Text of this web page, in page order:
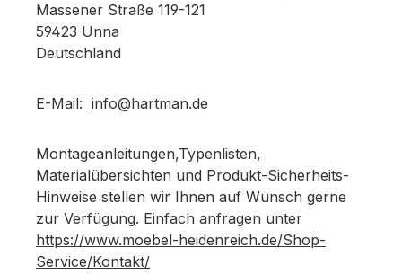
Massener Straße 119-121
59423 Unna
Deutschland
E-Mail: info@hartman.de
Montageanleitungen,Typenlisten,
Materialübersichten und Produkt-Sicherheits-
Hinweise stellen wir Ihnen auf Wunsch gerne
zur Verfügung. Einfach anfragen unter
https://www.moebel-heidenreich.de/Shop-
Service/Kontakt/